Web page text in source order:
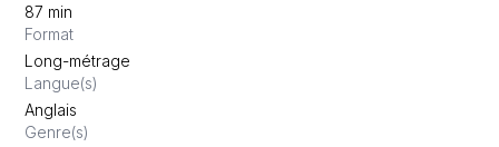
87 min
Format
Long-métrage
Langue(s)
Anglais
Genre(s)